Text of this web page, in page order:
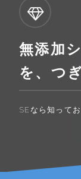
無添加
を、つ
SEなら知って